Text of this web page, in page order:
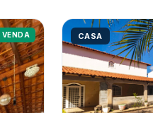
VENDA CASA